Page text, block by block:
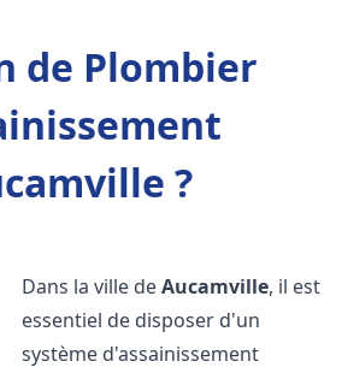
de Plombier
?
Dans la ville deAucamville, il est
essentiel de disposer d'un
système d'assainissement